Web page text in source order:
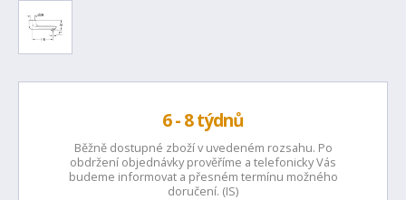
6 - 8 týdnů
Běžně dostupné zboží v uvedeném rozsahu. Po
obdržení objednávky prověříme a telefonicky Vás
budeme informovat a přesném termínu možného
doručení. (IS)